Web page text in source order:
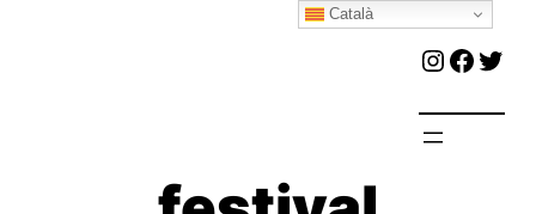
Català